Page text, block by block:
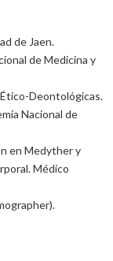
de Jaen.
de Medicina y
Deontológicas.
Nacional de
en Medyther y
Médico